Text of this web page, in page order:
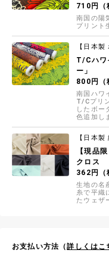
710円（
南国の陽
プリント
【日本
T/Cハワ
ー」
800円（
南国ハワ
T/Cプリ
したボ
色追加し
【日本
【現品
クロス
362円（
生地の名
糸で平織
たウェザ
お支払い方法（詳しくはこ